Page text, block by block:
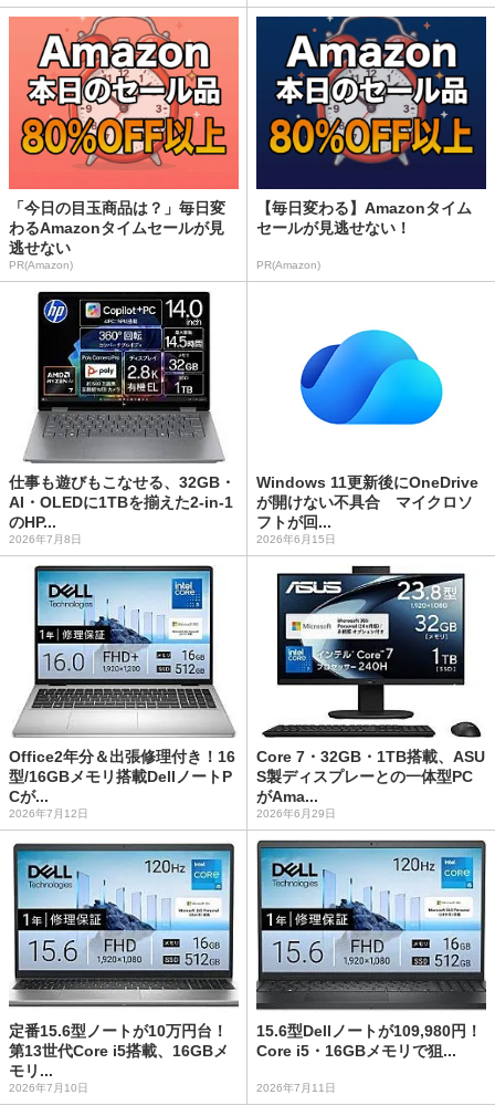
「今日の目玉商品は？」毎日変
わるAmazonタイムセールが見
逃せない
PR(Amazon)
【毎日変わる】Amazonタイム
セールが見逃せない！
PR(Amazon)
仕事も遊びもこなせる、32GB・
AI・OLEDに1TBを揃えた2-in-1
のHP...
2026年7月8日
Windows 11更新後にOneDrive
が開けない不具合 マイクロソ
フトが回...
2026年6月15日
Office2年分＆出張修理付き！16
型/16GBメモリ搭載DellノートP
Cが...
2026年7月12日
Core 7・32GB・1TB搭載、ASU
S製ディスプレーとの一体型PC
がAma...
2026年6月29日
定番15.6型ノートが10万円台！
第13世代Core i5搭載、16GBメ
モリ...
2026年7月10日
15.6型Dellノートが109,980円！
Core i5・16GBメモリで狙...
2026年7月11日